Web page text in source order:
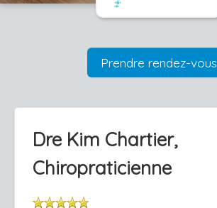
Prendre rendez-vous
Dre Kim Chartier,
Chiropraticienne